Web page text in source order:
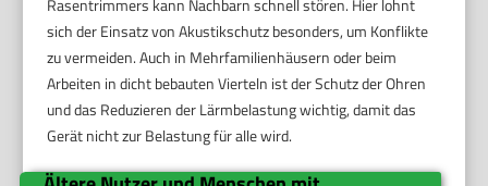
Rasentrimmers kann Nachbarn schnell stören. Hier lohnt
sich der Einsatz von Akustikschutz besonders, um Konflikte
zu vermeiden. Auch in Mehrfamilienhäusern oder beim
Arbeiten in dicht bebauten Vierteln ist der Schutz der Ohren
und das Reduzieren der Lärmbelastung wichtig, damit das
Gerät nicht zur Belastung für alle wird.